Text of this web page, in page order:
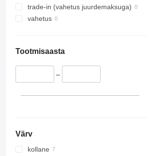
trade-in (vahetus juurdemaksuga)
vahetus
Tootmisaasta
–
Värv
kollane